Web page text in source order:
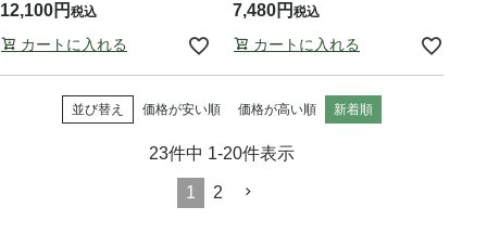
12,100 税込
カートに入れる
7,480 税込
カートに入れる
並び替え 価格が安い順 価格が高い順 新着順
23件中 1-20件表示
1 2